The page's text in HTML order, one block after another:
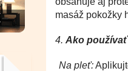
masáž pokožky
4. Ako
Na pleť: